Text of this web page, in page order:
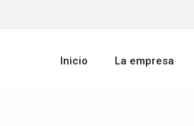
Inicio La empresa